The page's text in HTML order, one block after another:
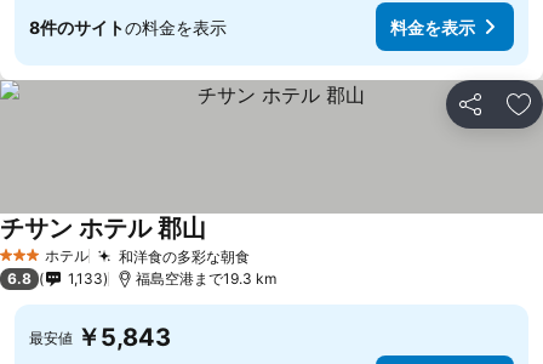
8件のサイトの料金を表示 料金を表示
シェア お
3 ホテルのランク
ホテル 和洋食の多彩な朝食
チサン ホテル 郡山
6.8 1,133 福島空港まで19.3 km
最安値 ￥5,843